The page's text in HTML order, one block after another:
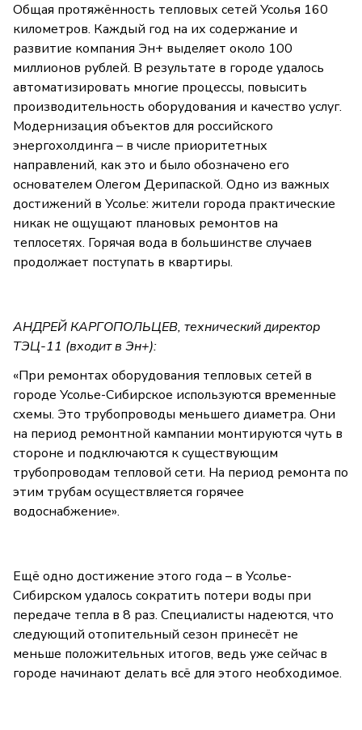
Общая протяжённость тепловых сетей Усолья 160
километров. Каждый год на их содержание и
развитие компания Эн+ выделяет около 100
миллионов рублей. В результате в городе удалось
автоматизировать многие процессы, повысить
производительность оборудования и качество услуг.
Модернизация объектов для российского
энергохолдинга – в числе приоритетных
направлений, как это и было обозначено его
основателем Олегом Дерипаской. Одно из важных
достижений в Усолье: жители города практические
никак не ощущают плановых ремонтов на
теплосетях. Горячая вода в большинстве случаев
продолжает поступать в квартиры.
АНДРЕЙ КАРГОПОЛЬЦЕВ, технический директор
ТЭЦ-11 (входит в Эн+):
«При ремонтах оборудования тепловых сетей в
городе Усолье-Сибирское используются временные
схемы. Это трубопроводы меньшего диаметра. Они
на период ремонтной кампании монтируются чуть в
стороне и подключаются к существующим
трубопроводам тепловой сети. На период ремонта по
этим трубам осуществляется горячее
водоснабжение».
Ещё одно достижение этого года – в Усолье-
Сибирском удалось сократить потери воды при
передаче тепла в 8 раз. Специалисты надеются, что
следующий отопительный сезон принесёт не
меньше положительных итогов, ведь уже сейчас в
городе начинают делать всё для этого необходимое.